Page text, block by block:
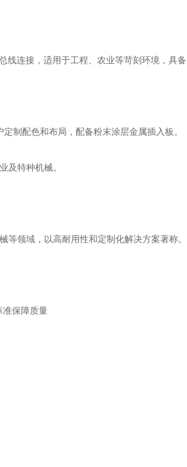
连接，适用于工程、农业等苛刻环境，具备
制配色和布局，配备粉末涂层金属插入板。
及特种机械。
领域，以高耐用性和定制化解决方案著称。
准保障质量